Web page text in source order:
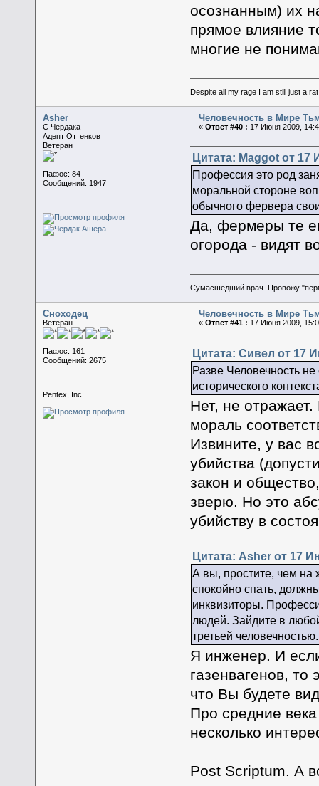
осознанным) их
прямое влияние
многие не
Despite all my rage I am still just a
Asher
C Чердака
Адепт Оттенков
Ветеран
Пафос: 84
Сообщений: 1947
Человечность в Мире
«Ответ #40 : 17 Июня 2009,
Цитата: Maggot от 17
Профессия это род
моральной стороне
обычного фервера
Да, фермеры те
огорода - видят
Сумасшедший врач. Провожу
Сноходец
Ветеран
Пафос: 161
Сообщений: 2675
Pentex, Inc.
Человечность в Мире
«Ответ #41 : 17 Июня 2009,
Цитата: Сивел от 17
Разве Человечность
исторического
Нет, не
мораль
Извините, у вас
убийства
закон и
зверю. Но это
убийству в
Цитата: Asher от 17
А вы, простите, чем на
спокойно спать,
инквизиторы.
людей. Зайдите в
третьей человечностью.
Я инженер. И
газенвагенов,
что Вы будете
Про средние
несколько
Post Scriptum. А